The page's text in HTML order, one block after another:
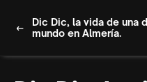
Dic Dic, la vida de una
mundo en Almería.